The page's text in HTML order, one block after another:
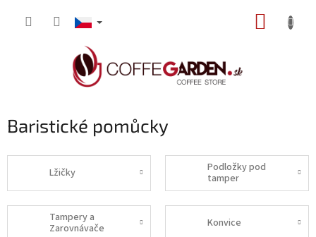
Baristické pomůcky
Lžičky
Podložky pod
tamper
Tampery a
Zarovnávače
Konvice